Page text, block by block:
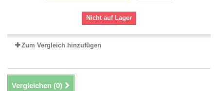
Nicht auf Lager
Zum Vergleich hinzufügen
Vergleichen (0)